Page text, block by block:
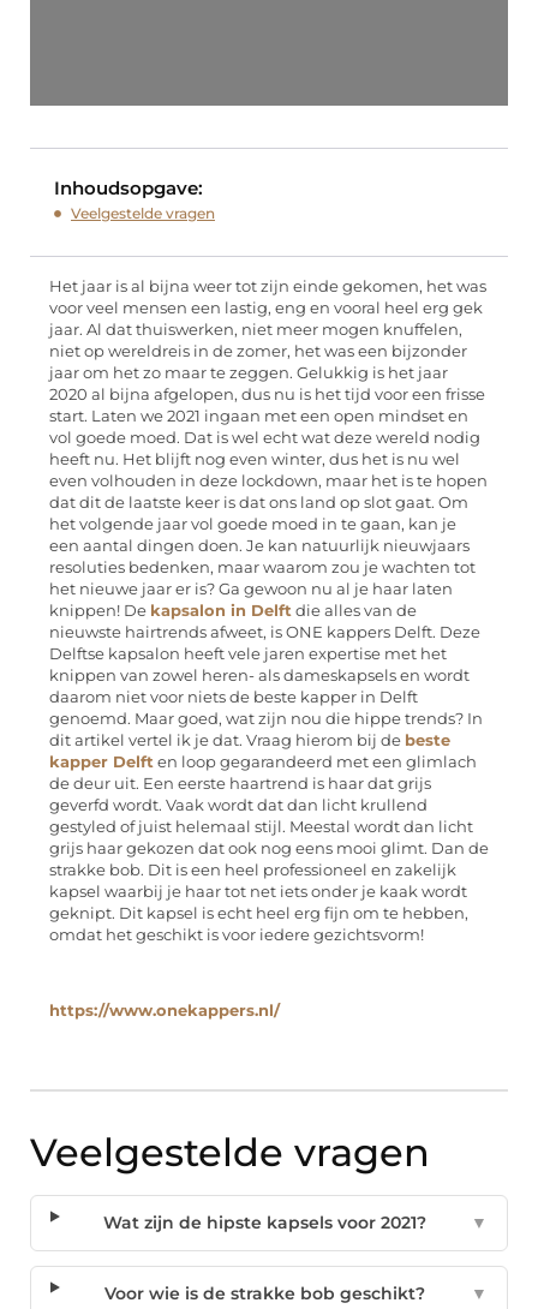
Inhoudsopgave:
Veelgestelde vragen
Het jaar is al bijna weer tot zijn einde gekomen, het was
voor veel mensen een lastig, eng en vooral heel erg gek
jaar. Al dat thuiswerken, niet meer mogen knuffelen,
niet op wereldreis in de zomer, het was een bijzonder
jaar om het zo maar te zeggen. Gelukkig is het jaar
2020 al bijna afgelopen, dus nu is het tijd voor een frisse
start. Laten we 2021 ingaan met een open mindset en
vol goede moed. Dat is wel echt wat deze wereld nodig
heeft nu. Het blijft nog even winter, dus het is nu wel
even volhouden in deze lockdown, maar het is te hopen
dat dit de laatste keer is dat ons land op slot gaat. Om
het volgende jaar vol goede moed in te gaan, kan je
een aantal dingen doen. Je kan natuurlijk nieuwjaars
resoluties bedenken, maar waarom zou je wachten tot
het nieuwe jaar er is? Ga gewoon nu al je haar laten
knippen! De kapsalon in Delft die alles van de
nieuwste hairtrends afweet, is ONE kappers Delft. Deze
Delftse kapsalon heeft vele jaren expertise met het
knippen van zowel heren- als dameskapsels en wordt
daarom niet voor niets de beste kapper in Delft
genoemd. Maar goed, wat zijn nou die hippe trends? In
dit artikel vertel ik je dat. Vraag hierom bij de beste
kapper Delft en loop gegarandeerd met een glimlach
de deur uit. Een eerste haartrend is haar dat grijs
geverfd wordt. Vaak wordt dat dan licht krullend
gestyled of juist helemaal stijl. Meestal wordt dan licht
grijs haar gekozen dat ook nog eens mooi glimt. Dan de
strakke bob. Dit is een heel professioneel en zakelijk
kapsel waarbij je haar tot net iets onder je kaak wordt
geknipt. Dit kapsel is echt heel erg fijn om te hebben,
omdat het geschikt is voor iedere gezichtsvorm!
https://www.onekappers.nl/
Veelgestelde vragen
Wat zijn de hipste kapsels voor 2021? ▼
Voor wie is de strakke bob geschikt? ▼